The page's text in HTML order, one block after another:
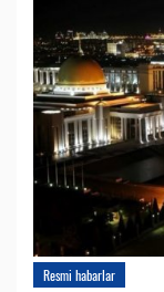
Resmi habarlar